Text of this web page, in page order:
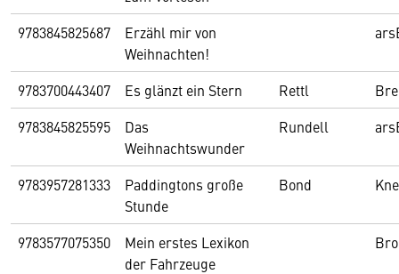
9783845825687
Erzähl mir von
Weihnachten!
9783700443407 Es glänzt ein Stern Rettl
9783845825595
Das
Weihnachtswunder
Rundell
9783957281333
Paddingtons große
Stunde
Bond
9783577075350
Mein erstes Lexikon
der Fahrzeuge